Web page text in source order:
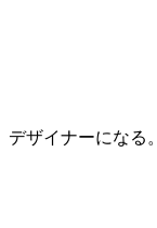
デザイナーになる。